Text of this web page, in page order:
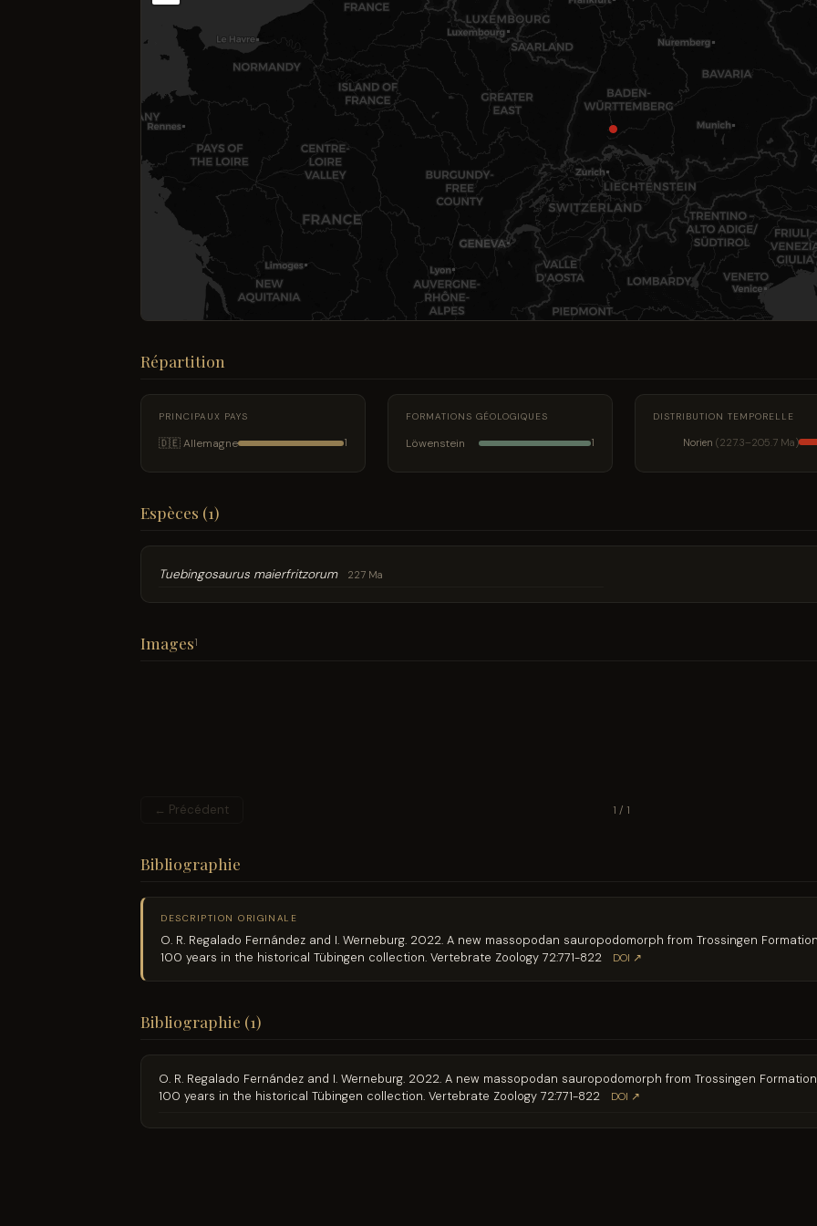
Répartition
PRINCIPAUX PAYS
🇩🇪 Allemagne 1
FORMATIONS GÉOLOGIQUES
Löwenstein 1
DISTRIBUTION TEMPORELLE
Norien (227.3–205.7 Ma)
Espèces (1)
Tuebingosaurus maierfritzorum 227 Ma
Images1
← Précédent 1 / 1
Bibliographie
DESCRIPTION ORIGINALE
O. R. Regalado Fernández and I. Werneburg. 2022. A new massopodan sauropodomorph from Trossingen
100 years in the historical Tübingen collection. Vertebrate Zoology 72:771-822
DOI ↗
Bibliographie (1)
O. R. Regalado Fernández and I. Werneburg. 2022. A new massopodan sauropodomorph from Trossingen
100 years in the historical Tübingen collection. Vertebrate Zoology 72:771-822
DOI ↗